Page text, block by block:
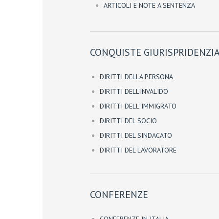
ARTICOLI E NOTE A SENTENZA
CONQUISTE
DIRITTI DELLA PERSONA
DIRITTI DELL'INVALIDO
DIRITTI DELL' IMMIGRATO
DIRITTI DEL SOCIO
DIRITTI DEL SINDACATO
DIRITTI DEL LAVORATORE
CONFERENZE